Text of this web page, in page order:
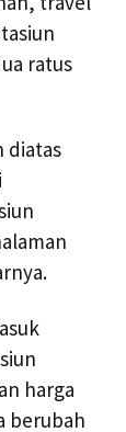
ratus
diatas
harga
berubah